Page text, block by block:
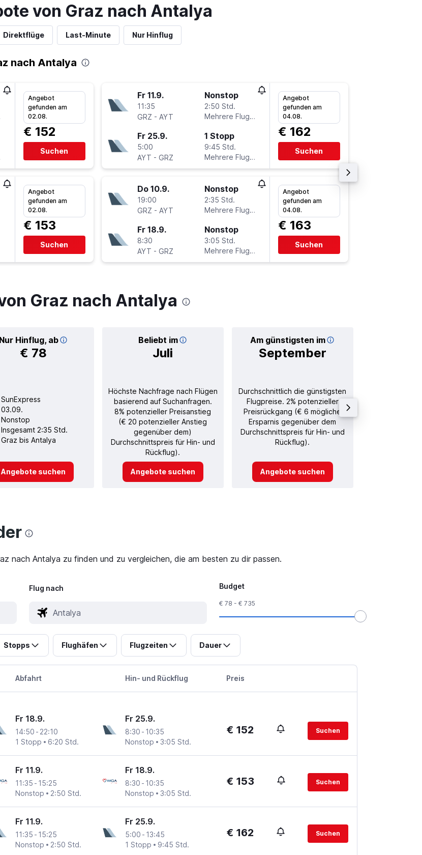
von Graz nach Antalya
Direktflüge Last-Minute Nur Hinflug
nach Antalya
Angebot
gefunden am
02.08.
€ 152
Suchen
Angebot
gefunden am
02.08.
€ 153
Suchen
Fr 11.9.
11:35
GRZ - AYT
Nonstop
2:50 Std.
Mehrere Fluglinien
Fr 25.9.
5:00
AYT - GRZ
1 Stopp
9:45 Std.
Mehrere Fluglinien
Angebot
gefunden am
04.08.
€ 162
Suchen
Do 10.9.
19:00
GRZ - AYT
Nonstop
2:35 Std.
Mehrere Fluglinien
Fr 18.9.
8:30
AYT - GRZ
Nonstop
3:05 Std.
Mehrere Fluglinien
Angebot
gefunden am
04.08.
€ 163
Suchen
Graz nach Antalya
Nur Hinflug, ab
€ 78
Beliebt im
Juli
Am günstigsten im
September
SunExpress
03.09.
Nonstop
Insgesamt 2:35 Std.
Graz bis Antalya
Angebote suchen
Höchste Nachfrage nach Flügen
basierend auf Suchanfragen.
8% potenzieller Preisanstieg
(€ 20 potenzieller Anstieg
gegenüber dem)
Durchschnittspreis für Hin- und
Rückflug).
Angebote suchen
Durchschnittlich die günstigsten
Flugpreise. 2% potenzieller
Preisrückgang (€ 6 mögliche
Ersparnis gegenüber dem
Durchschnittspreis für Hin- und
Rückflug).
Angebote suchen
nach Antalya zu finden und zu vergleichen, die am besten zu dir passen.
Flug nach Budget
€ 78 - € 735
Stopps Flughäfen Flugzeiten Dauer
Abfahrt Hin- und Rückflug Preis
Fr 18.9.
14:50 - 22:10
1 Stopp
6:20 Std.
Fr 25.9.
8:30 - 10:35
Nonstop
3:05 Std.
€ 152 Suchen
Fr 11.9.
11:35 - 15:25
Nonstop
2:50 Std.
Fr 18.9.
8:30 - 10:35
Nonstop
3:05 Std.
€ 153 Suchen
Fr 11.9.
11:35 - 15:25
Nonstop
2:50 Std.
Fr 25.9.
5:00 - 13:45
1 Stopp
9:45 Std.
€ 162 Suchen